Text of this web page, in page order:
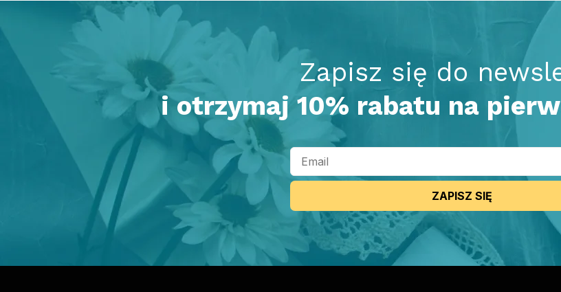
Zapisz się do
i otrzymaj 10% rabatu na
ZAPISZ SIĘ